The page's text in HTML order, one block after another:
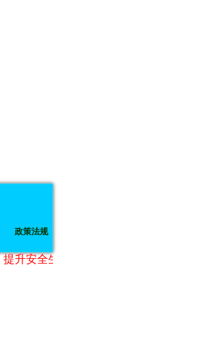
政策法规
提升安全生产水平，建设和谐平安南运